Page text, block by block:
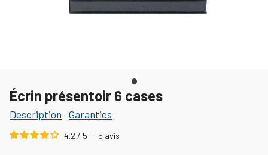
Écrin présentoir 6 cases
Description -Garanties
4.2 / 5 - 5 avis